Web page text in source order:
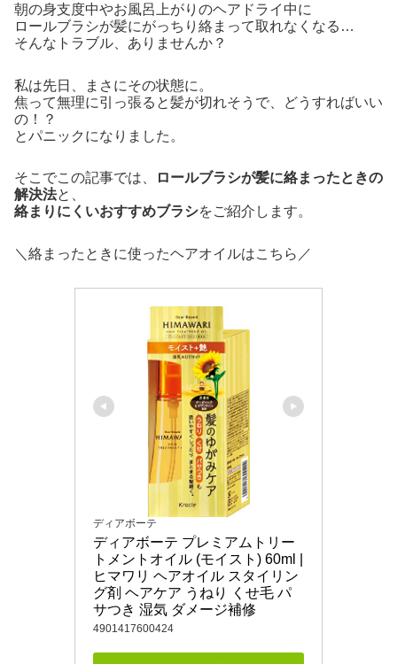
朝の身支度中やお風呂上がりのヘアドライ中に
ロールブラシが髪にがっちり絡まって取れなくなる…
そんなトラブル、ありませんか？
私は先日、まさにその状態に。
焦って無理に引っ張ると髪が切れそうで、どうすればいい
の！？
とパニックになりました。
そこでこの記事では、
ロールブラシが髪に絡まったときの
解決法と、
絡まりにくいおすすめブラシをご紹介します。
＼絡まったときに使ったヘアオイルはこちら／
ディアボーテ
ディアボーテ プレミアムトリー
トメントオイル (モイスト) 60ml |
ヒマワリ ヘアオイル スタイリン
グ剤 ヘアケア うねり くせ毛 パ
サつき 湿気 ダメージ補修
4901417600424